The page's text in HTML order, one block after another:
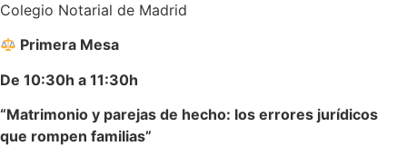
Colegio Notarial de Madrid
Primera Mesa
De 10:30h a 11:30h
“Matrimonio y parejas de hecho: los errores jurídicos
que rompen familias”